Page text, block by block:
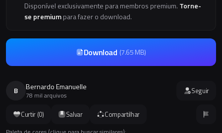
Curtir (0) Salvar Compartilhar
Disponível exclusivamente para membros premium. Torne-
se premiumpara fazer o download.
Download (7.65 MB)
B Bernardo Emanuelle
78 mil arquivos Seguir